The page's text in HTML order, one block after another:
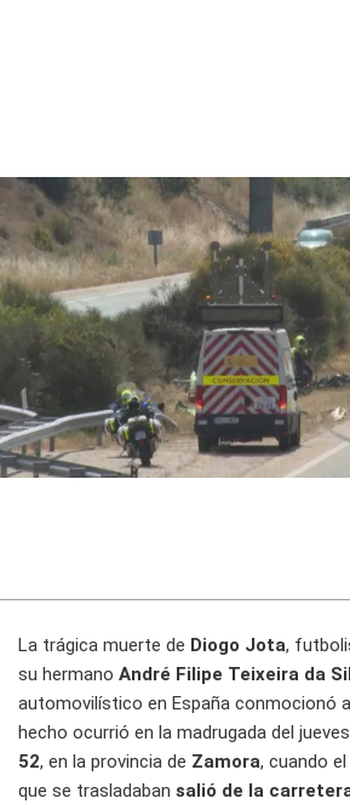
La trágica muerte de Diogo Jota,
su hermano André Filipe Teixeira da
automovilístico en España conmocionó
hecho ocurrió en la madrugada del
52, en la provincia de Zamora, cuando el
que se trasladaban salió de la